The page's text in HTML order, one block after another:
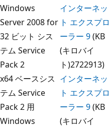
Windows
Server 2008 for
32 ビット シス
テム Service
Pack 2
インターネッ
ト エクスプロ
ーラー 9(KB
(キロバイ
ト)2722913)
x64 ベースシス
テム Service
Pack 2 用
Windows
インターネッ
ト エクスプロ
ーラー 9(KB
(キロバイ